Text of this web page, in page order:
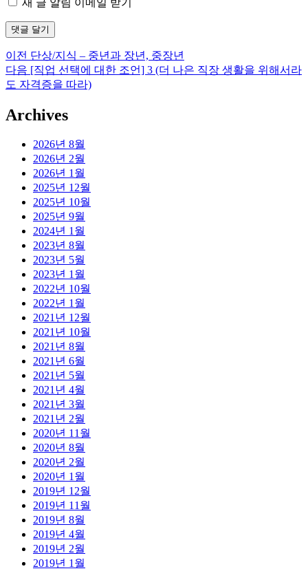
글
탐
이전 이
전
글:
단상/지식 – 중년과 장년, 중장년
다음 다
음
[직업 선택에 대한 조언] 3 (더 나은 직장 생활을 위해서라
도 자격증을 따라)
Archives
2026년 8월
2026년 2월
2026년 1월
2025년 12월
2025년 10월
2025년 9월
2024년 1월
2023년 8월
2023년 5월
2023년 1월
2022년 10월
2022년 1월
2021년 12월
2021년 10월
2021년 8월
2021년 6월
2021년 5월
2021년 4월
2021년 3월
2021년 2월
2020년 11월
2020년 8월
2020년 2월
2020년 1월
2019년 12월
2019년 11월
2019년 8월
2019년 4월
2019년 2월
2019년 1월